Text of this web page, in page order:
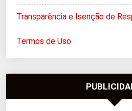
Transparência e Isenção de
Termos de Uso